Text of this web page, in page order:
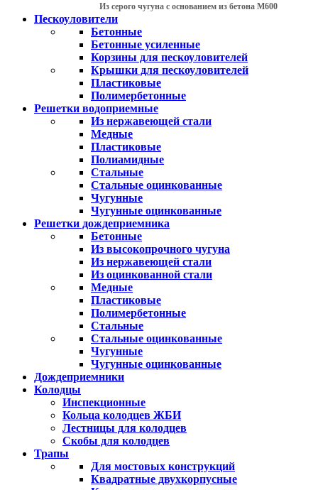
Из серого чугуна с основанием из бетона М600
Пескоуловители
Бетонные
Бетонные усиленные
Корзины для пескоуловителей
Крышки для пескоуловителей
Пластиковые
Полимербетонные
Решетки водоприемные
Из нержавеющей стали
Медные
Пластиковые
Полиамидные
Стальные
Стальные оцинкованные
Чугунные
Чугунные оцинкованные
Решетки дождеприемника
Бетонные
Из высокопрочного чугуна
Из нержавеющей стали
Из оцинкованной стали
Медные
Пластиковые
Полимербетонные
Стальные
Стальные оцинкованные
Чугунные
Чугунные оцинкованные
Дождеприемники
Колодцы
Инспекционные
Кольца колодцев ЖБИ
Лестницы для колодцев
Скобы для колодцев
Трапы
Для мостовых конструкций
Квадратные двухкорпусные